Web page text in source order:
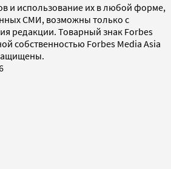
и использование их в любой форме,
СМИ, возможны только с
редакции. Товарный знак Forbes
собственностью Forbes Media Asia